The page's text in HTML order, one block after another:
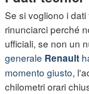
Se si vogliono i
rinunciarci perché
ufficiali, se non un
generale Renault
momento giusto,
chilometri orari